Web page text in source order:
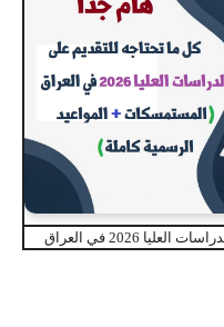
2026 في العراق